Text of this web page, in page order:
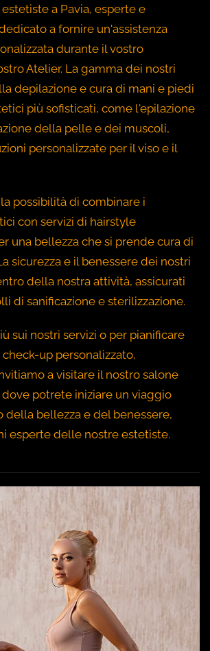
a Pavia, esperte e
a fornire un'assistenza
durante il vostro
Atelier. La gamma dei nostri
depilazione e cura di mani e piedi
più sofisticati, come l'epilazione
della pelle e dei muscoli,
personalizzate per il viso e il
possibilità di combinare i
con servizi di hairstyle
una bellezza che si prende cura di
sicurezza e il benessere dei nostri
della nostra attività, assicurati
di sanificazione e sterilizzazione.
sui nostri servizi o per pianificare
up personalizzato,
a visitare il nostro salone
dove potrete iniziare un viaggio
della bellezza e del benessere,
esperte delle nostre estetiste.